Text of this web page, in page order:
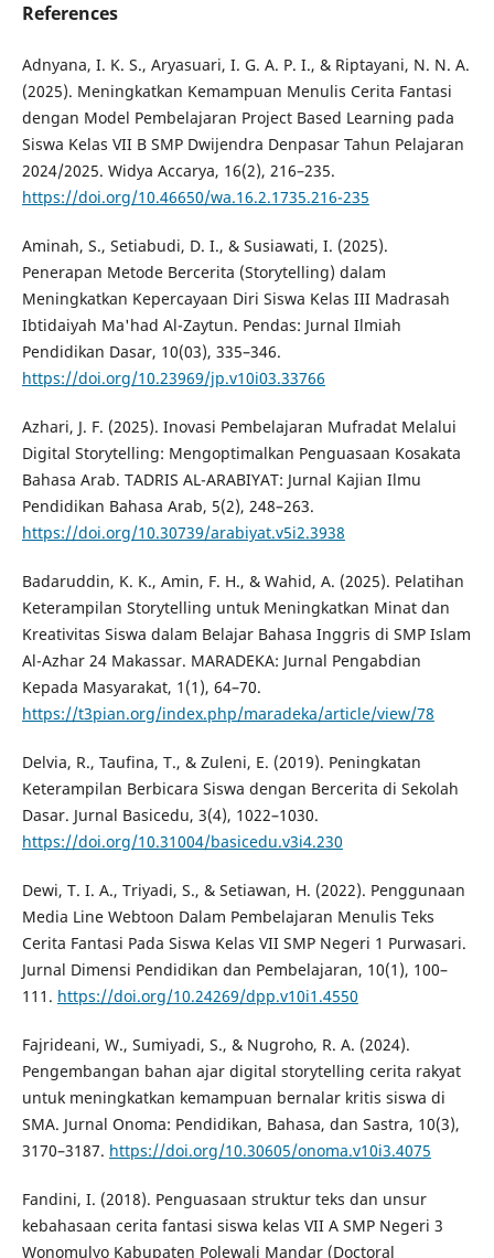
References
Adnyana, I. K. S., Aryasuari, I. G. A. P. I., & Riptayani, N. N. A.
(2025). Meningkatkan Kemampuan Menulis Cerita Fantasi
dengan Model Pembelajaran Project Based Learning pada
Siswa Kelas VII B SMP Dwijendra Denpasar Tahun Pelajaran
2024/2025. Widya Accarya, 16(2), 216–235.
https://doi.org/10.46650/wa.16.2.1735.216-235
Aminah, S., Setiabudi, D. I., & Susiawati, I. (2025).
Penerapan Metode Bercerita (Storytelling) dalam
Meningkatkan Kepercayaan Diri Siswa Kelas III Madrasah
Ibtidaiyah Ma'had Al-Zaytun. Pendas: Jurnal Ilmiah
Pendidikan Dasar, 10(03), 335–346.
https://doi.org/10.23969/jp.v10i03.33766
Azhari, J. F. (2025). Inovasi Pembelajaran Mufradat Melalui
Digital Storytelling: Mengoptimalkan Penguasaan Kosakata
Bahasa Arab. TADRIS AL-ARABIYAT: Jurnal Kajian Ilmu
Pendidikan Bahasa Arab, 5(2), 248–263.
https://doi.org/10.30739/arabiyat.v5i2.3938
Badaruddin, K. K., Amin, F. H., & Wahid, A. (2025). Pelatihan
Keterampilan Storytelling untuk Meningkatkan Minat dan
Kreativitas Siswa dalam Belajar Bahasa Inggris di SMP Islam
Al-Azhar 24 Makassar. MARADEKA: Jurnal Pengabdian
Kepada Masyarakat, 1(1), 64–70.
https://t3pian.org/index.php/maradeka/article/view/78
Delvia, R., Taufina, T., & Zuleni, E. (2019). Peningkatan
Keterampilan Berbicara Siswa dengan Bercerita di Sekolah
Dasar. Jurnal Basicedu, 3(4), 1022–1030.
https://doi.org/10.31004/basicedu.v3i4.230
Dewi, T. I. A., Triyadi, S., & Setiawan, H. (2022). Penggunaan
Media Line Webtoon Dalam Pembelajaran Menulis Teks
Cerita Fantasi Pada Siswa Kelas VII SMP Negeri 1 Purwasari.
Jurnal Dimensi Pendidikan dan Pembelajaran, 10(1), 100–
111. https://doi.org/10.24269/dpp.v10i1.4550
Fajrideani, W., Sumiyadi, S., & Nugroho, R. A. (2024).
Pengembangan bahan ajar digital storytelling cerita rakyat
untuk meningkatkan kemampuan bernalar kritis siswa di
SMA. Jurnal Onoma: Pendidikan, Bahasa, dan Sastra, 10(3),
3170–3187. https://doi.org/10.30605/onoma.v10i3.4075
Fandini, I. (2018). Penguasaan struktur teks dan unsur
kebahasaan cerita fantasi siswa kelas VII A SMP Negeri 3
Wonomulyo Kabupaten Polewali Mandar (Doctoral